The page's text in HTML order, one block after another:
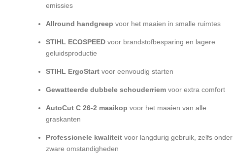
emissies
Allround handgreep voor het maaien in smalle ruimtes
STIHL ECOSPEED voor brandstofbesparing en lagere
geluidsproductie
STIHL ErgoStart voor eenvoudig starten
Gewatteerde dubbele schouderriem voor extra comfort
AutoCut C 26-2 maaikop voor het maaien van alle
graskanten
Professionele kwaliteit voor langdurig gebruik, zelfs onder
zware omstandigheden